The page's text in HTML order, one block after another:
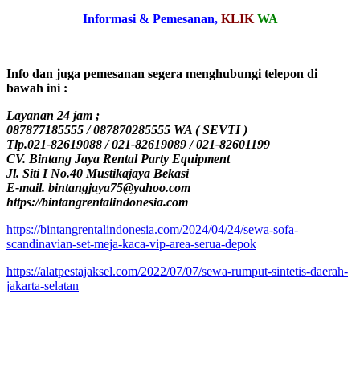
Informasi & Pemesanan, KLIK WA
Info dan juga pemesanan segera menghubungi telepon di
bawah ini :
Layanan 24 jam ;
087877185555 / 087870285555 WA ( SEVTI )
Tlp.021-82619088 / 021-82619089 / 021-82601199
CV. Bintang Jaya Rental Party Equipment
Jl. Siti I No.40 Mustikajaya Bekasi
E-mail. bintangjaya75@yahoo.com
https://bintangrentalindonesia.com
https://bintangrentalindonesia.com/2024/04/24/sewa-sofa-
scandinavian-set-meja-kaca-vip-area-serua-depok
https://alatpestajaksel.com/2022/07/07/sewa-rumput-sintetis-daerah-
jakarta-selatan